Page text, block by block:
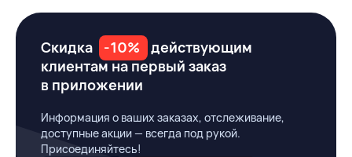
Скидка -10%
действующим
клиентам на первый заказ
в приложении
Информация о ваших заказах, отслеживание,
доступные акции — всегда под рукой.
Присоединяйтесь!